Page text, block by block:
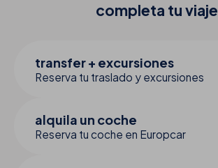
completa tuviaje
transfer + excursiones
Reserva tu traslado y excursiones
alquila un coche
Reserva tu coche en Europcar